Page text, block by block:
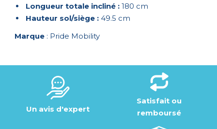
Longueur totale incliné : 180 cm
Hauteur sol/siège : 49.5 cm
Marque : Pride Mobility
Un avis d'expert
Satisfait ou
remboursé